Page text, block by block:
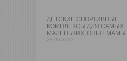
ДЕТСКИЕ СПОРТИВНЫЕ
КОМПЛЕКСЫ ДЛЯ САМЫХ
МАЛЕНЬКИХ. ОПЫТ МАМЫ.
28.06.2023